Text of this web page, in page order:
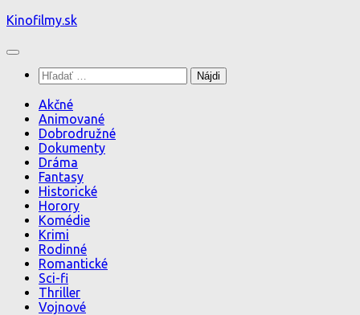
Preskočiť
obsah
Kinofilmy.sk
Hľadať:
Akčné
Animované
Dobrodružné
Dokumenty
Dráma
Fantasy
Historické
Horory
Komédie
Krimi
Rodinné
Romantické
Sci-fi
Thriller
Vojnové